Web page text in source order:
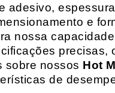
e
nossa
sobre nossos Hot
de